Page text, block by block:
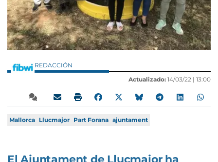
REDACCIÓN
Actualizado: 14/03/22 | 13:00
Mallorca Llucmajor Part Forana ajuntament
El Ajuntament de Llucmajor ha